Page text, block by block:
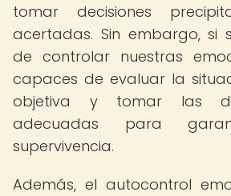
tomar decisiones
acertadas. Sin embargo, si
de controlar nuestras
capaces de evaluar la
objetiva y tomar las
adecuadas para
supervivencia.
Además, el autocontrol